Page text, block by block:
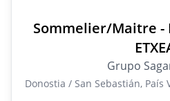
Sommelier/Maitre -
Grupo
Donostia / San Sebastián, País